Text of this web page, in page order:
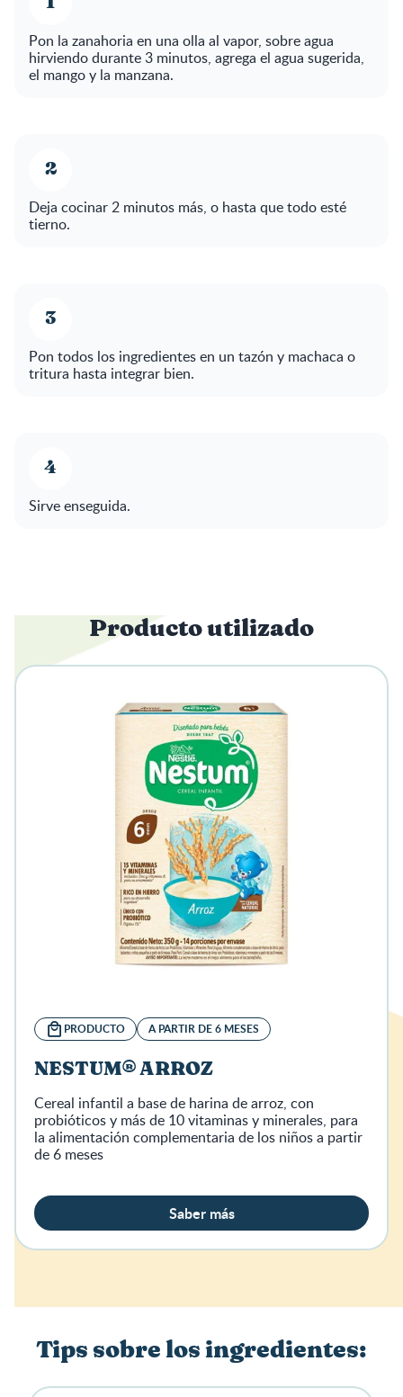
Pon la zanahoria en una olla al vapor, sobre agua
hirviendo durante 3 minutos, agrega el agua sugerida,
el mango y la manzana.
Deja cocinar 2 minutos más, o hasta que todo esté
tierno.
Pon todos los ingredientes en un tazón y machaca o
tritura hasta integrar bien.
Sirve enseguida.
Producto utilizado
PRODUCTO A PARTIR DE 6 MESES
NESTUM® ARROZ
Cereal infantil a base de harina de arroz, con
probióticos y más de 10 vitaminas y minerales, para
la alimentación complementaria de los niños a partir
de 6 meses
Saber más
Tips sobre los ingredientes: